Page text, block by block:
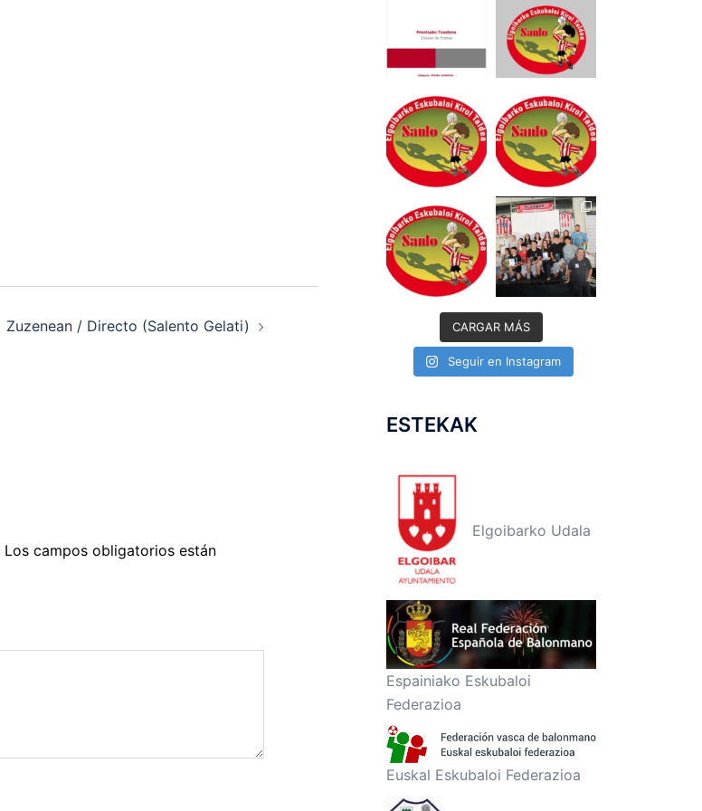
Zuzenean / Directo (Salento Gelati)
Los campos obligatorios están
CARGAR MÁS
Seguir en Instagram
ESTEKAK
Elgoibarko Udala
Espainiako Eskubaloi
Federazioa
Euskal Eskubaloi Federazioa